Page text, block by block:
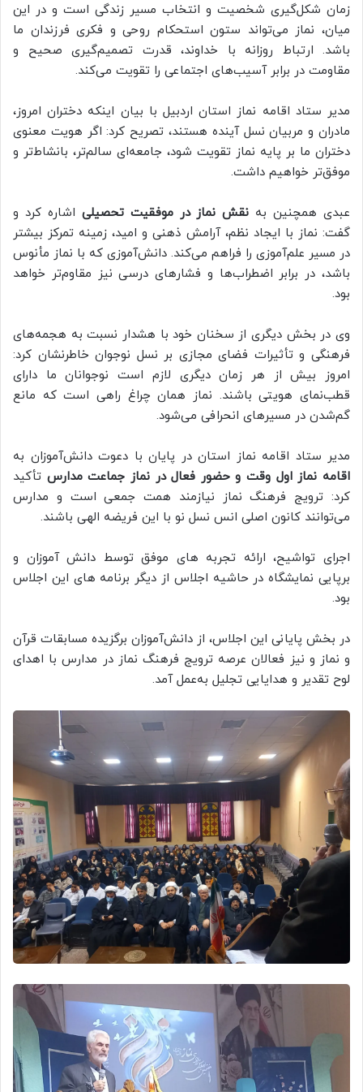
زمان شکل‌گیری شخصیت و انتخاب مسیر زندگی است و در این
میان، نماز می‌تواند ستون استحکام روحی و فکری فرزندان ما
باشد. ارتباط روزانه با خداوند، قدرت تصمیم‌گیری صحیح و
مقاومت در برابر آسیب‌های اجتماعی را تقویت می‌کند.
مدیر ستاد اقامه نماز استان اردبیل با بیان اینکه دختران امروز،
مادران و مربیان نسل آینده هستند، تصریح کرد: اگر هویت معنوی
دختران ما بر پایه نماز تقویت شود، جامعه‌ای سالم‌تر، بانشاط‌تر و
موفق‌تر خواهیم داشت.
عبدی همچنین به نقش نماز در موفقیت تحصیلی اشاره کرد و
گفت: نماز با ایجاد نظم، آرامش ذهنی و امید، زمینه تمرکز بیشتر
در مسیر علم‌آموزی را فراهم می‌کند. دانش‌آموزی که با نماز مأنوس
باشد، در برابر اضطراب‌ها و فشارهای درسی نیز مقاوم‌تر خواهد
بود.
وی در بخش دیگری از سخنان خود با هشدار نسبت به هجمه‌های
فرهنگی و تأثیرات فضای مجازی بر نسل نوجوان خاطرنشان کرد:
امروز بیش از هر زمان دیگری لازم است نوجوانان ما دارای
قطب‌نمای هویتی باشند. نماز همان چراغ راهی است که مانع
گم‌شدن در مسیرهای انحرافی می‌شود.
مدیر ستاد اقامه نماز استان در پایان با دعوت دانش‌آموزان به
اقامه نماز اول وقت و حضور فعال در نماز جماعت مدارس تأکید
کرد: ترویج فرهنگ نماز نیازمند همت جمعی است و مدارس
می‌توانند کانون اصلی انس نسل نو با این فریضه الهی باشند.
اجرای تواشیح، ارائه تجربه های موفق توسط دانش آموزان و
برپایی نمایشگاه در حاشیه اجلاس از دیگر برنامه های این اجلاس
بود.
در بخش پایانی این اجلاس، از دانش‌آموزان برگزیده مسابقات قرآن
و نماز و نیز فعالان عرصه ترویج فرهنگ نماز در مدارس با اهدای
لوح تقدیر و هدایایی تجلیل به‌عمل آمد.